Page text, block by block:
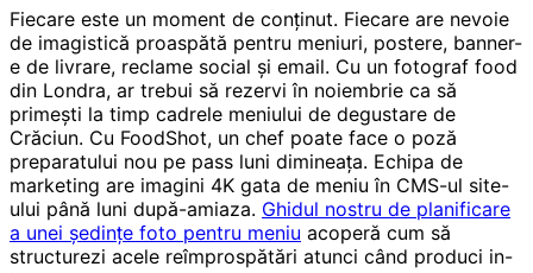
Fiecare este un moment de conținut. Fiecare are nevoie
de imagistică proaspătă pentru meniuri, postere, banner-
e de livrare, reclame social și email. Cu un fotograf food
din Londra, ar trebui să rezervi în noiembrie ca să
primești la timp cadrele meniului de degustare de
Crăciun. Cu FoodShot, un chef poate face o poză
preparatului nou pe pass luni dimineața. Echipa de
marketing are imagini 4K gata de meniu în CMS-ul site-
ului până luni după-amiaza. Ghidul nostru de planificare
a unei ședințe foto pentru meniu acoperă cum să
structurezi acele reîmprospătări atunci când produci in-